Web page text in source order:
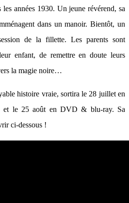
les années 1930. Un jeune révérend, sa
dans un manoir. Bientôt, un
de la fillette. Les parents sont
enfant, de remettre en doute leurs
la magie noire…
histoire vraie, sortira le 28 juillet en
et le 25 août en DVD & blu-ray. Sa
ci-dessous !